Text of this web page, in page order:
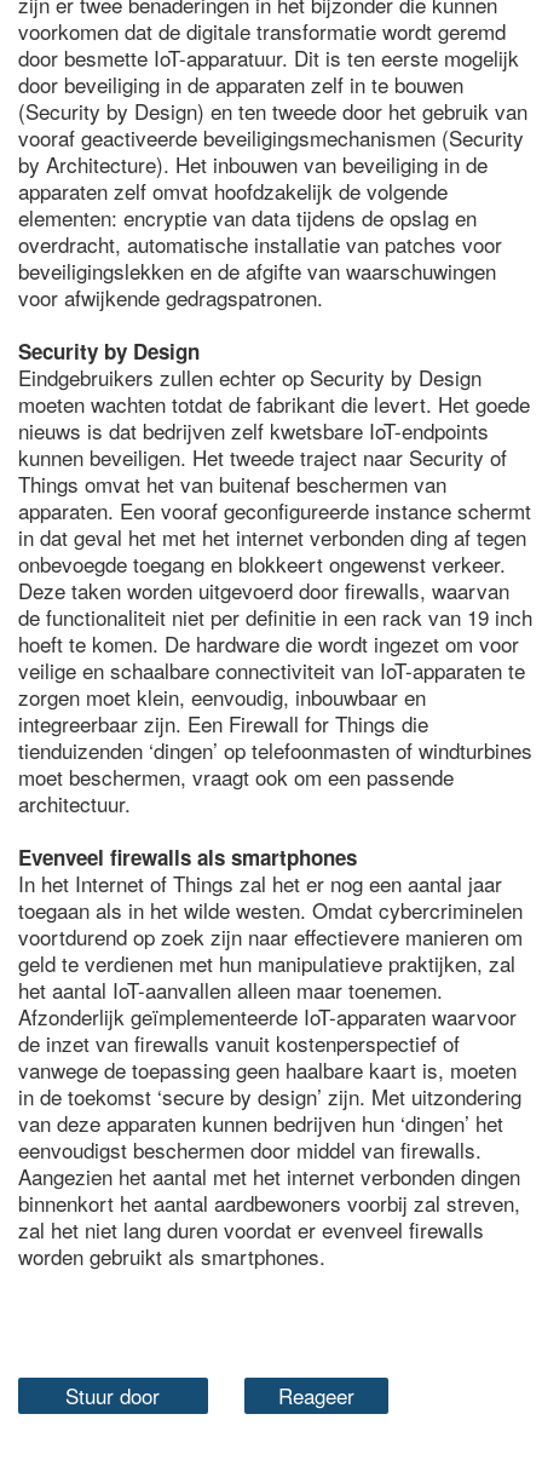
voorkomen dat de digitale transformatie wordt geremd
door besmette IoT-apparatuur. Dit is ten eerste mogelijk
door beveiliging in de apparaten zelf in te bouwen
(Security by Design) en ten tweede door het gebruik van
vooraf geactiveerde beveiligingsmechanismen (Security
by Architecture). Het inbouwen van beveiliging in de
apparaten zelf omvat hoofdzakelijk de volgende
elementen: encryptie van data tijdens de opslag en
overdracht, automatische installatie van patches voor
beveiligingslekken en de afgifte van waarschuwingen
voor afwijkende gedragspatronen.
Security by Design
Eindgebruikers zullen echter op Security by Design
moeten wachten totdat de fabrikant die levert. Het goede
nieuws is dat bedrijven zelf kwetsbare IoT-endpoints
kunnen beveiligen. Het tweede traject naar Security of
Things omvat het van buitenaf beschermen van
apparaten. Een vooraf geconfigureerde instance schermt
in dat geval het met het internet verbonden ding af tegen
onbevoegde toegang en blokkeert ongewenst verkeer.
Deze taken worden uitgevoerd door firewalls, waarvan
de functionaliteit niet per definitie in een rack van 19 inch
hoeft te komen. De hardware die wordt ingezet om voor
veilige en schaalbare connectiviteit van IoT-apparaten te
zorgen moet klein, eenvoudig, inbouwbaar en
integreerbaar zijn. Een Firewall for Things die
tienduizenden ‘dingen’ op telefoonmasten of windturbines
moet beschermen, vraagt ook om een passende
architectuur.
Evenveel firewalls als smartphones
In het Internet of Things zal het er nog een aantal jaar
toegaan als in het wilde westen. Omdat cybercriminelen
voortdurend op zoek zijn naar effectievere manieren om
geld te verdienen met hun manipulatieve praktijken, zal
het aantal IoT-aanvallen alleen maar toenemen.
Afzonderlijk geïmplementeerde IoT-apparaten waarvoor
de inzet van firewalls vanuit kostenperspectief of
vanwege de toepassing geen haalbare kaart is, moeten
in de toekomst ‘secure by design’ zijn. Met uitzondering
van deze apparaten kunnen bedrijven hun ‘dingen’ het
eenvoudigst beschermen door middel van firewalls.
Aangezien het aantal met het internet verbonden dingen
binnenkort het aantal aardbewoners voorbij zal streven,
zal het niet lang duren voordat er evenveel firewalls
worden gebruikt als smartphones.
Stuur door Reageer